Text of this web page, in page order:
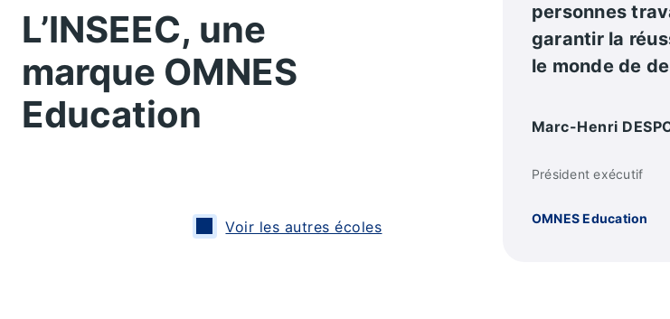
L’INSEEC, une
marque OMNES
Education
Voir les autres écoles
personnes
garantir la
le monde de
Marc-Henri
Président exécutif
OMNES Education